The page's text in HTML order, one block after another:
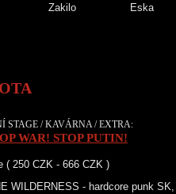
Zakilo
STAGE / KAVÁRNA / EXTRA:
WAR! STOP PUTIN!
( 250 CZK - 666 CZK )
WILDERNESS - hardcore punk